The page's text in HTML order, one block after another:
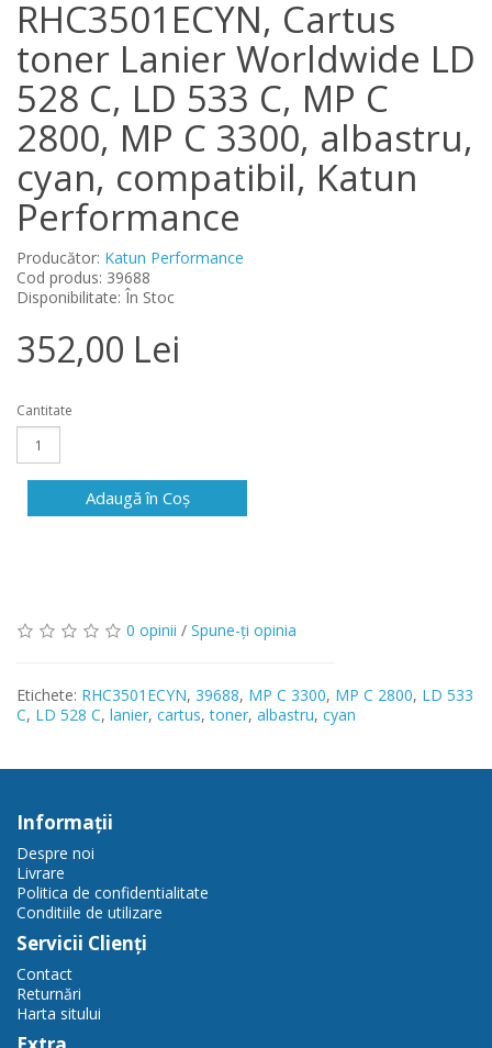
RHC3501ECYN, Cartus
toner Lanier Worldwide LD
528 C, LD 533 C, MP C
2800, MP C 3300, albastru,
cyan, compatibil, Katun
Performance
Producător: Katun Performance
Cod produs: 39688
Disponibilitate: În Stoc
352,00 Lei
Cantitate
Adaugă în Coş
0 opinii / Spune-ţi opinia
Etichete: RHC3501ECYN, 39688, MP C 3300, MP C 2800, LD 533
C, LD 528 C, lanier, cartus,toner, albastru, cyan
Informaţii
Despre noi
Livrare
Politica de confidentialitate
Conditiile de utilizare
Servicii Clienţi
Contact
Returnări
Harta sitului